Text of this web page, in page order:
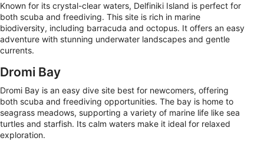
Known for its crystal-clear waters, Delfiniki Island is perfect for
both scuba and freediving. This site is rich in marine
biodiversity, including barracuda and octopus. It offers an easy
adventure with stunning underwater landscapes and gentle
currents.
Dromi Bay
Dromi Bay is an easy dive site best for newcomers, offering
both scuba and freediving opportunities. The bay is home to
seagrass meadows, supporting a variety of marine life like sea
turtles and starfish. Its calm waters make it ideal for relaxed
exploration.